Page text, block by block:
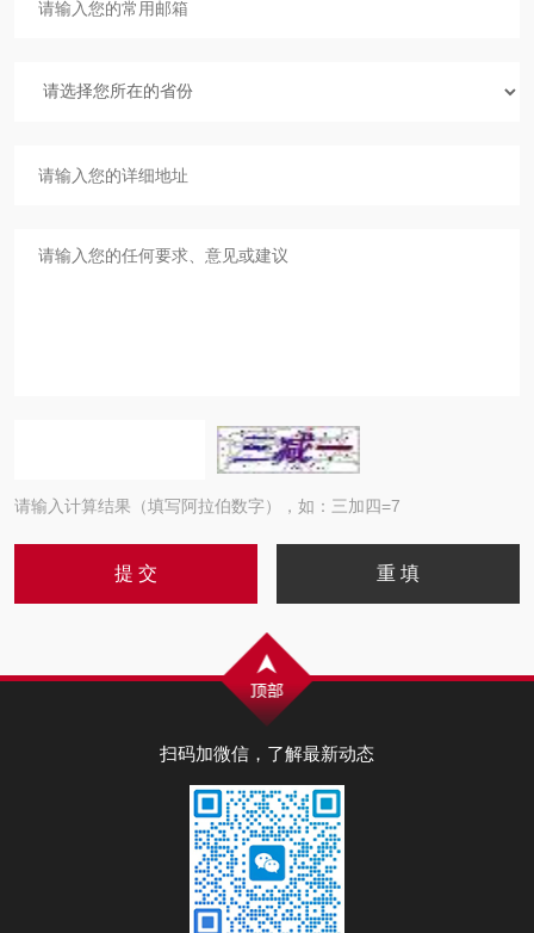
请输入计算结果（填写阿拉伯数字），如：三加四=7
扫码加微信，了解最新动态